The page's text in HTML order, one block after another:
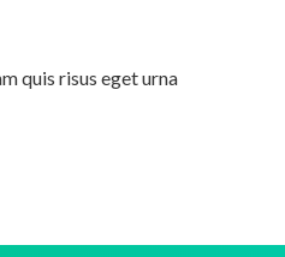
quis risus eget urna